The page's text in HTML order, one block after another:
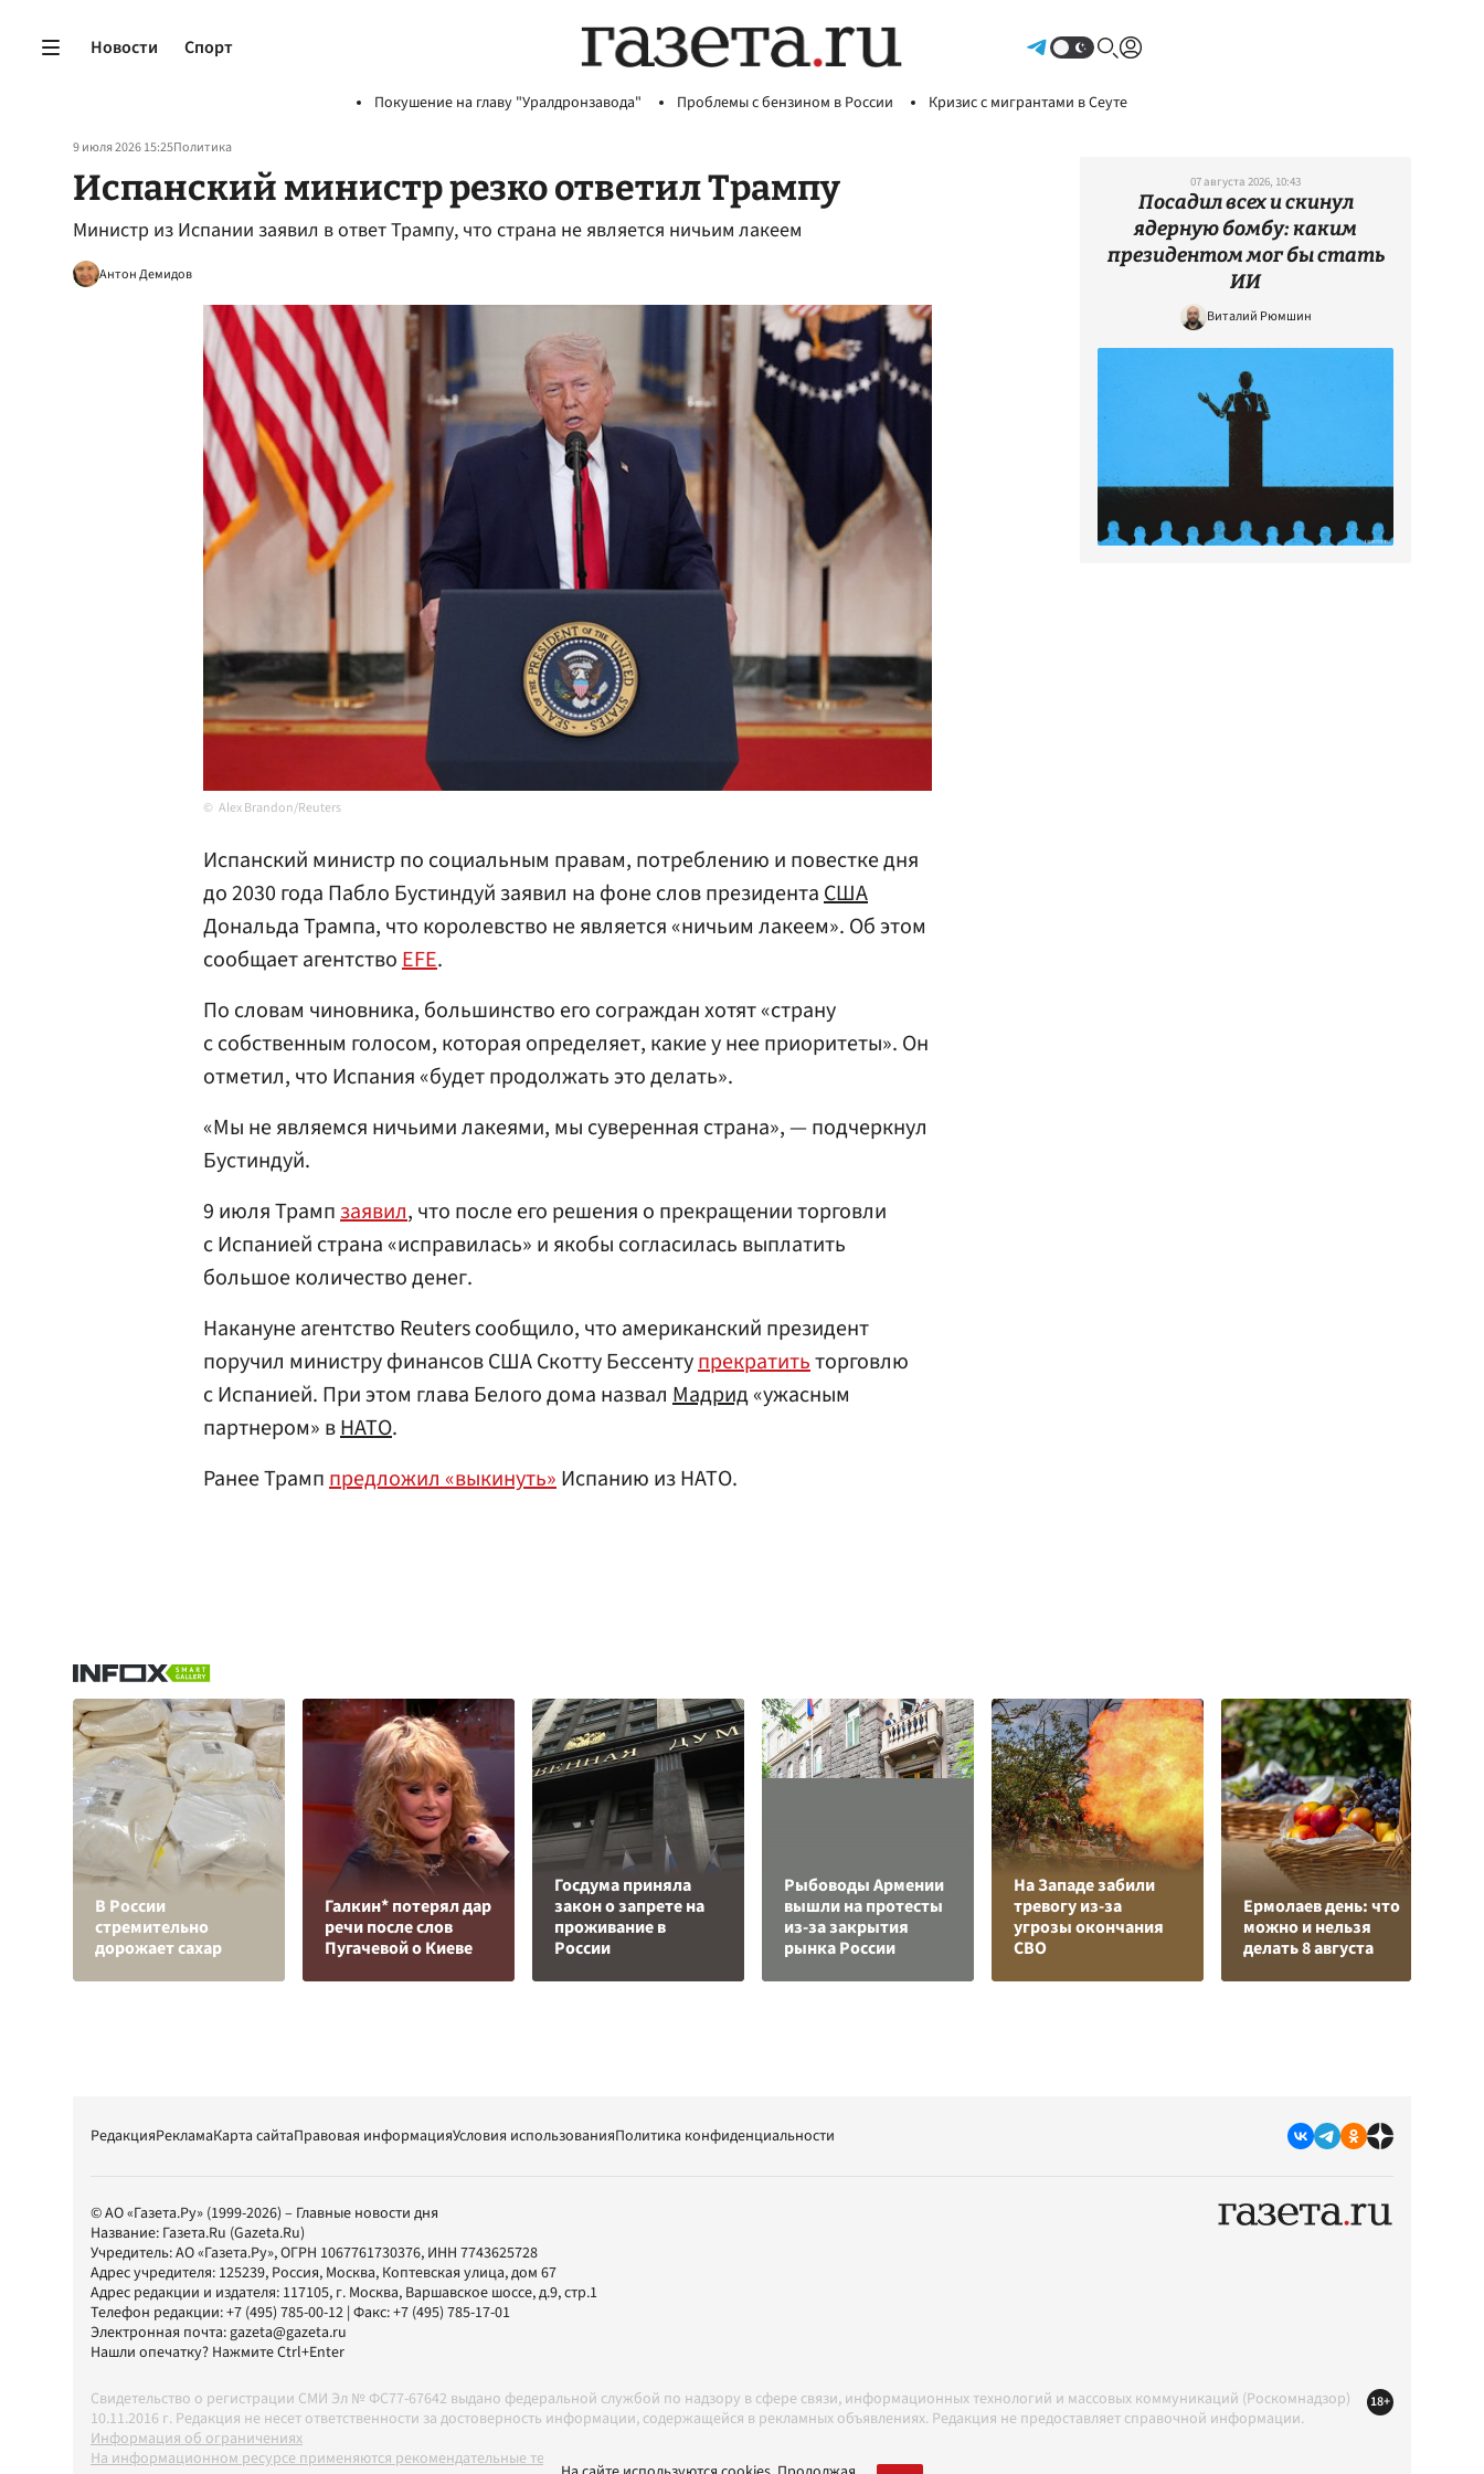
Новости Спорт
Покушение на главу "Уралдронзавода" Проблемы с бензином в России Кризис с мигрантами в Сеуте
9 июля 2026 15:25Политика
Испанский министр резко ответил Трампу
Министр из Испании заявил в ответ Трампу, что страна не является ничьим лакеем
Антон Демидов
Alex Brandon/Reuters
Испанский министр по социальным правам, потреблению и повестке дня
до 2030 года Пабло Бустиндуй заявил на фоне слов президентаСША
Дональда Трампа, что королевство не является «ничьим лакеем». Об этом
сообщает агентствоEFE.
По словам чиновника, большинство его сограждан хотят «страну
с собственным голосом, которая определяет, какие у нее приоритеты». Он
отметил, что Испания «будет продолжать это делать».
«Мы не являемся ничьими лакеями, мы суверенная страна», — подчеркнул
Бустиндуй.
9 июля Трампзаявил, что после его решения о прекращении торговли
с Испанией страна «исправилась» и якобы согласилась выплатить
большое количество денег.
Накануне агентство Reuters сообщило, что американский президент
поручил министру финансов США Скотту Бессентупрекратитьторговлю
с Испанией. При этом глава Белого дома назвал Мадрид«ужасным
партнером» вНАТО.
Ранее Трамппредложил «выкинуть»Испанию из НАТО.
07 августа 2026, 10:43
Посадил всех и скинул
ядерную бомбу: каким
президентом мог бы стать
ИИ
Виталий Рюмшин
В России
стремительно
дорожает сахар
Галкин* потерял дар
речи после слов
Пугачевой о Киеве
Госдума приняла
закон о запрете на
проживание в
России
Рыбоводы Армении
вышли на протесты
из-за закрытия
рынка России
На Западе забили
тревогу из-за
угрозы окончания
СВО
Ермолаев день: что
можно и нельзя
делать 8 августа
РедакцияРекламаКарта сайтаПравовая информацияУсловия использованияПолитика конфиденциальности
© АО «Газета.Ру» (1999-2026) – Главные новости дня
Название: Газета.Ru (Gazeta.Ru)
Учредитель:АО «Газета.Ру», ОГРН 1067761730376, ИНН 7743625728
Адрес учредителя: 125239, Россия, Москва, Коптевская улица, дом 67
Адрес редакции и издателя: 117105, г. Москва, Варшавское шоссе, д.9, стр.1
Телефон редакции:+7 (495) 785-00-12 | Факс:+7 (495) 785-17-01
Электронная почта:gazeta@gazeta.ru
Нашли опечатку? Нажмите Ctrl+Enter
Свидетельство о регистрации СМИ Эл № ФС77-67642 выдано федеральной службой по надзору в сфере связи, информационных технологий и массовых коммуникаций (Роскомнадзор)
10.11.2016 г. Редакция не несет ответственности за достоверность информации, содержащейся в рекламных объявлениях. Редакция не предоставляет справочной информации.
Информация об ограничениях
На информационном ресурсе применяются рекомендательные технологии в соответствии с Правилами
18+